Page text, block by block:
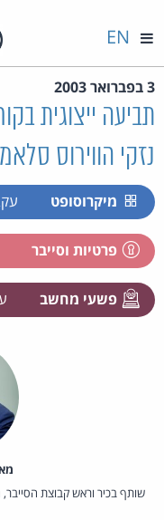
EN
3 בפברואר 2003
תביעה ייצוגית
נזקי הווירוס
מיקרוסופט
פרטיות וסייבר
פשעי מחשב
שותף בכיר וראש קבוצת הסייבר,